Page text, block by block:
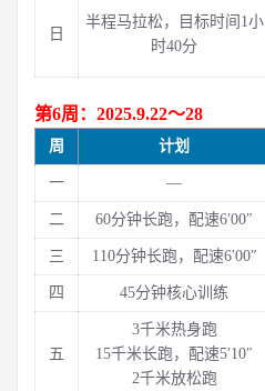
日
半程马拉松，目标时间1小
时40分
第6周：2025.9.22～28
周 计划
一 —
二 60分钟长跑，配速6′00″
三 110分钟长跑，配速6′00″
四 45分钟核心训练
五
3千米热身跑
15千米长跑，配速5′10″
2千米放松跑